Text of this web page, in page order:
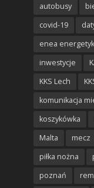
autobusy
covid-19
enea
inwestycje
KKS Lech
komunikacja
koszykówka
Malta
mecz
piłka nożna
poznań